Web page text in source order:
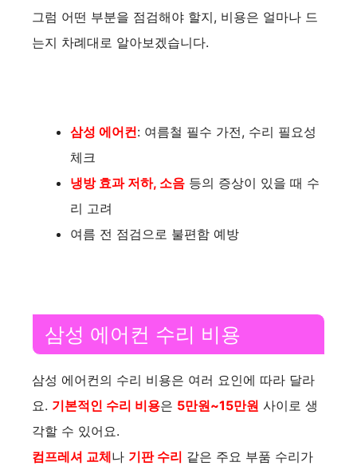
그럼 어떤 부분을 점검해야 할지, 비용은 얼마나 드
는지 차례대로 알아보겠습니다.
삼성 에어컨: 여름철 필수 가전, 수리 필요성
체크
냉방 효과 저하, 소음 등의 증상이 있을 때 수
리 고려
여름 전 점검으로 불편함 예방
삼성 에어컨 수리 비용
삼성 에어컨의 수리 비용은 여러 요인에 따라 달라
요. 기본적인 수리 비용은 5만원~15만원 사이로 생
각할 수 있어요.
컴프레셔 교체나 기판 수리 같은 주요 부품 수리가